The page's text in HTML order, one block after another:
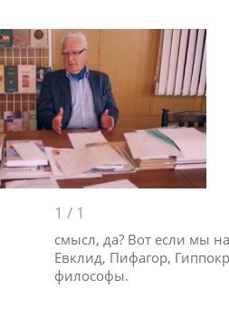
1 / 1
смысл, да? Вот если мы
Евклид, Пифагор,
философы.